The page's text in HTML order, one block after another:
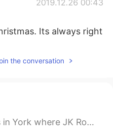
2019.12.26 00:43
Its always right
the conversation
the inspiration for diagon alley! If you are a...